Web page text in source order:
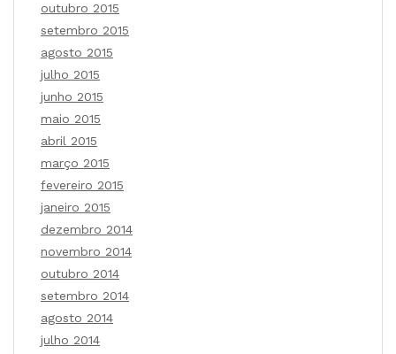
outubro 2015
setembro 2015
agosto 2015
julho 2015
junho 2015
maio 2015
abril 2015
março 2015
fevereiro 2015
janeiro 2015
dezembro 2014
novembro 2014
outubro 2014
setembro 2014
agosto 2014
julho 2014